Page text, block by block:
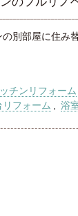
の別部屋に住み
チンリフォーム
リフォーム 浴